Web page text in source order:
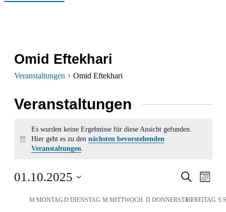
Omid Eftekhari
Veranstaltungen Omid Eftekhari
Veranstaltungen
Hinweis
Es wurden keine Ergebnisse für diese Ansicht gefunden.
Hier geht es zu dennächsten bevorstehenden
Veranstaltungen.
Suche
SucheMonat
01.10.2025
wählen.
Kalender
MMONTAG DDIENSTAG M MITTWOCH D DONNERSTAG
FFREITAG S